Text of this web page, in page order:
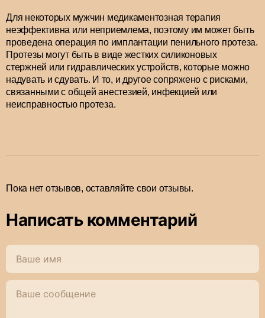
Для некоторых мужчин медикаментозная терапия
неэффективна или неприемлема, поэтому им может быть
проведена операция по имплантации пенильного протеза.
Протезы могут быть в виде жестких силиконовых
стержней или гидравлических устройств, которые можно
надувать и сдувать. И то, и другое сопряжено с рисками,
связанными с общей анестезией, инфекцией или
неисправностью протеза.
Пока нет отзывов, оставляйте свои отзывы.
Написать комментарий